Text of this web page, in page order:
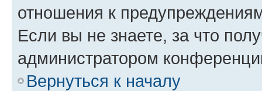
отношения к
Если вы не знаете, за что
администратором
Вернуться к началу